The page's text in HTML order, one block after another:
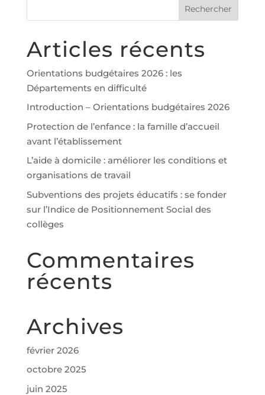
Articles récents
Orientations budgétaires 2026 : les
Départements en difficulté
Introduction – Orientations budgétaires 2026
Protection de l’enfance : la famille d’accueil
avant l’établissement
L’aide à domicile : améliorer les conditions et
organisations de travail
Subventions des projets éducatifs : se fonder
sur l’Indice de Positionnement Social des
collèges
Commentaires
récents
Archives
février 2026
octobre 2025
juin 2025